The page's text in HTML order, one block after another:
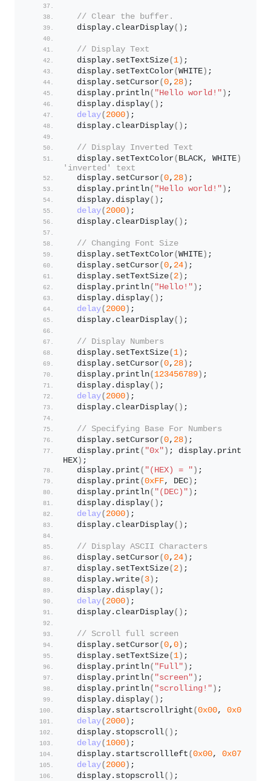
// Clear the buffer.
  display.
clearDisplay() ;
// Display Text
  display.
setTextSize( 1) ;
  display.
setTextColor(WHITE) ;
  display.
setCursor(0, 28) ;
  display.
println( "Hello world!" ) ;
  display.
display() ;
delay( 2000) ;
  display.
clearDisplay() ;
// Display Inverted Text
  display.
setTextColor( BLACK, WHITE)
'inverted' text
  display.
setCursor(0, 28) ;
  display.
println( "Hello world!" ) ;
  display.
display() ;
delay( 2000) ;
  display.
clearDisplay() ;
// Changing Font Size
  display.
setTextColor(WHITE) ;
  display.
setCursor(0, 24) ;
  display.
setTextSize( 2) ;
  display.
println( "Hello!" ) ;
  display.
display() ;
delay( 2000) ;
  display.
clearDisplay() ;
// Display Numbers
  display.
setTextSize( 1) ;
  display.
setCursor(0, 28) ;
  display.
println( 123456789) ;
  display.
display() ;
delay( 2000) ;
  display.
clearDisplay() ;
// Specifying Base For Numbers
  display.
setCursor(0, 28) ;
  display.
print ( "0x" ) ; display. print
HEX) ;
  display.
print ( "(HEX) = " ) ;
  display.
print (0xFF, DEC) ;
  display.
println( "(DEC)" ) ;
  display.
display() ;
delay( 2000) ;
  display.
clearDisplay() ;
// Display ASCII Characters
  display.
setCursor(0, 24) ;
  display.
setTextSize( 2) ;
  display.
write( 3) ;
  display.
display() ;
delay( 2000) ;
  display.
clearDisplay() ;
// Scroll full screen
  display.
setCursor(0, 0) ;
  display.
setTextSize( 1) ;
  display.
println( "Full" ) ;
  display.
println( "screen" ) ;
  display.
println( "scrolling!" ) ;
  display.
display() ;
  display.
startscrollright (0x00, 0x07
delay( 2000) ;
  display.
stopscroll() ;
delay( 1000) ;
  display.
startscrollleft (0x00, 0x07)
delay( 2000) ;
  display.
stopscroll() ;